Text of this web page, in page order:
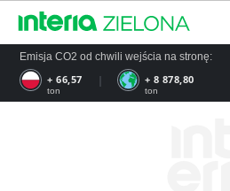
Emisja CO2 od chwili wejścia na stronę:
+ 66,57
ton
+ 8 878,80
ton